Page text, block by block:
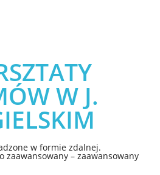
W J.
w formie zdalnej.
zaawansowany – zaawansowany